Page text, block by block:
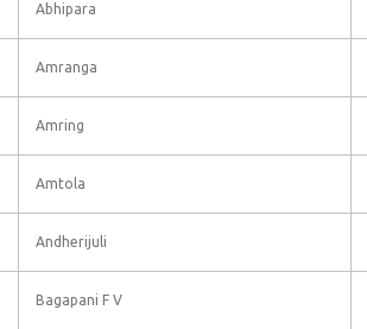
Abhipara
Amranga
Amring
Amtola
Andherijuli
Bagapani F V